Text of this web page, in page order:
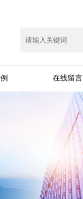
在线留言